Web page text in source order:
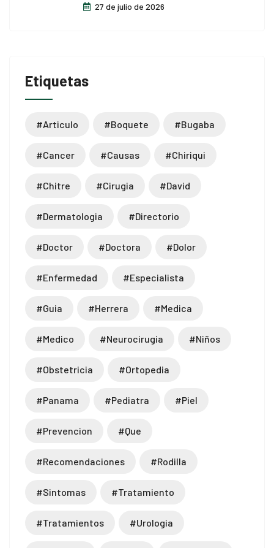
27 de julio de 2026
Etiquetas
#articulo #boquete #bugaba
#cancer #causas #chiriqui
#chitre #cirugia #david
#dermatologia #directorio
#doctor #doctora #dolor
#enfermedad #especialista
#guia #herrera #medica
#medico #neurocirugia #niños
#obstetricia #ortopedia
#panama #pediatra #piel
#prevencion #que
#recomendaciones #rodilla
#sintomas #tratamiento
#tratamientos #urologia